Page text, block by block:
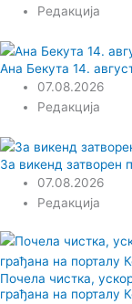
Редакција
Ана Бекута 14.
07.08.2026
Редакција
За викенд затворен
07.08.2026
Редакција
Почела чистка,
грађана на порталу